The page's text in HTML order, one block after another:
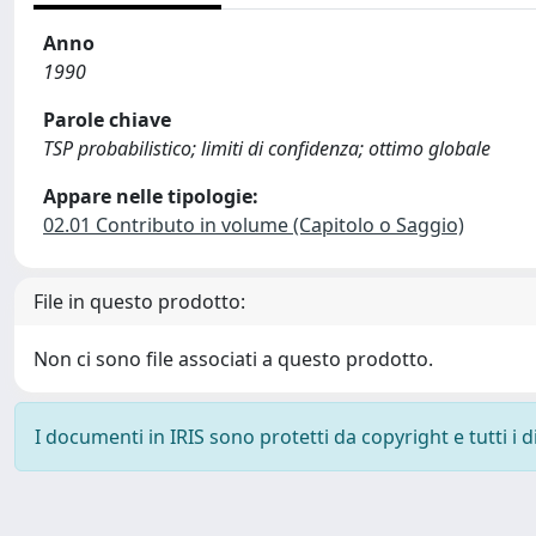
Anno
1990
Parole chiave
TSP probabilistico; limiti di confidenza; ottimo globale
Appare nelle tipologie:
02.01 Contributo in volume (Capitolo o Saggio)
File in questo prodotto:
Non ci sono file associati a questo prodotto.
I documenti in IRIS sono protetti da copyright e tutti i